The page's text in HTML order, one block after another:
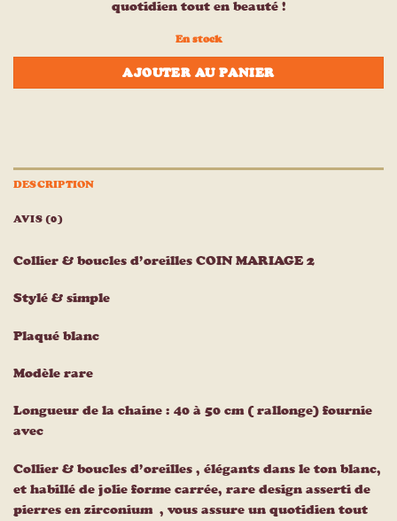
quotidien tout en beauté !
En stock
AJOUTER AU PANIER
DESCRIPTION
AVIS (0)
Collier & boucles d’oreilles COIN MARIAGE 2
Stylé & simple
Plaqué blanc
Modèle rare
Longueur de la chaine : 40 à 50 cm ( rallonge) fournie
avec
Collier & boucles d’oreilles , élégants dans le ton blanc,
et habillé de jolie forme carrée, rare design asserti de
pierres en zirconium , vous assure un quotidien tout